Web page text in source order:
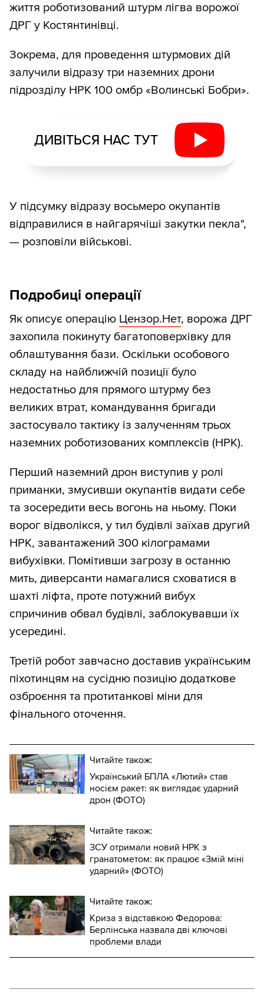
життя роботизований штурм лігва ворожої
ДРГ у Костянтинівці.
Зокрема, для проведення штурмових дій
залучили відразу три наземних дрони
підрозділу НРК 100 омбр «Волинські Бобри».
ДИВІТЬСЯ НАС ТУТ
У підсумку відразу восьмеро окупантів
відправилися в найгарячіші закутки пекла",
— розповіли військові.
Подробиці операції
Як описує операцію Цензор.Нет, ворожа ДРГ
захопила покинуту багатоповерхівку для
облаштування бази. Оскільки особового
складу на найближчій позиції було
недостатньо для прямого штурму без
великих втрат, командування бригади
застосувало тактику із залученням трьох
наземних роботизованих комплексів (НРК).
Перший наземний дрон виступив у ролі
приманки, змусивши окупантів видати себе
та зосередити весь вогонь на ньому. Поки
ворог відволікся, у тил будівлі заїхав другий
НРК, завантажений 300 кілограмами
вибухівки. Помітивши загрозу в останню
мить, диверсанти намагалися сховатися в
шахті ліфта, проте потужний вибух
спричинив обвал будівлі, заблокувавши їх
усередині.
Третій робот завчасно доставив українським
піхотинцям на сусідню позицію додаткове
озброєння та протитанкові міни для
фінального оточення.
Читайте також:
Український БПЛА «Лютий» став
носієм ракет: як виглядає ударний
дрон (ФОТО)
Читайте також:
ЗСУ отримали новий НРК з
гранатометом: як працює «Змій міні
ударний» (ФОТО)
Читайте також:
Криза з відставкою Федорова:
Берлінська назвала дві ключові
проблеми влади